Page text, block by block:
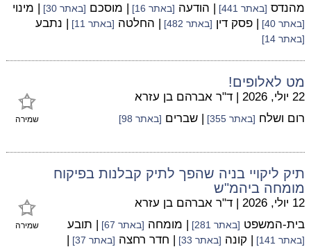
מהנדס [באתר 441] | הודעה [באתר 16] | מוסכם [באתר 30] | מינוי
[באתר 40] | פסק דין [באתר 482] | החלטה [באתר 11] | נתבע
[באתר 14]
מט לאלופים!
שמירה
22 יולי, 2026 | ד"ר אברהם בן עזרא
רום ושלח [באתר 355] | שברים [באתר 98]
תיק ליקויי בניה שהפך לתיק קבלנות בפיקוח
מומחה ביהמ"ש
שמירה
12 יולי, 2026 | ד"ר אברהם בן עזרא
בית-המשפט [באתר 281] | מומחה [באתר 67] | תובע
[באתר 141] | קונה [באתר 33] | חדר רחצה [באתר 37]
|